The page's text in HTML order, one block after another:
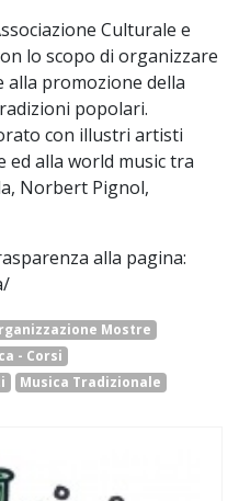
Culturale e
lo scopo di organizzare
alla promozione della
popolari.
con illustri artisti
ed alla world music tra
Norbert Pignol,
alla pagina:
Mostre
- Corsi
Musica Tradizionale